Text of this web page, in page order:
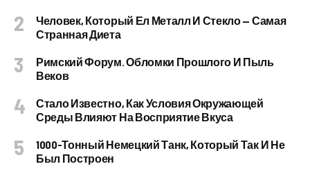
Человек, Который Ел Металл И Стекло — Самая
Странная Диета
Римский Форум. Обломки Прошлого И Пыль
Веков
Стало Известно, Как Условия Окружающей
Среды Влияют На Восприятие Вкуса
1000-Тонный Немецкий Танк, Который Так И Не
Был Построен